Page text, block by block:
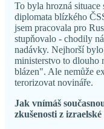
To byla hrozná
diplomata blízkého
jsem pracovala pro
stupňovalo - chodily
nadávky. Nejhorší
ministerstvo to dlouho
blázen". Ale nemůže
terorizovat novináře.
Jak vnímáš
zkušenosti z izraelské